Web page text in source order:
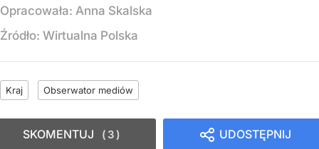
Opracowała: Anna Skalska
Źródło: Wirtualna Polska
Kraj Obserwator mediów
UDOSTĘPNIJ
SKOMENTUJ 3